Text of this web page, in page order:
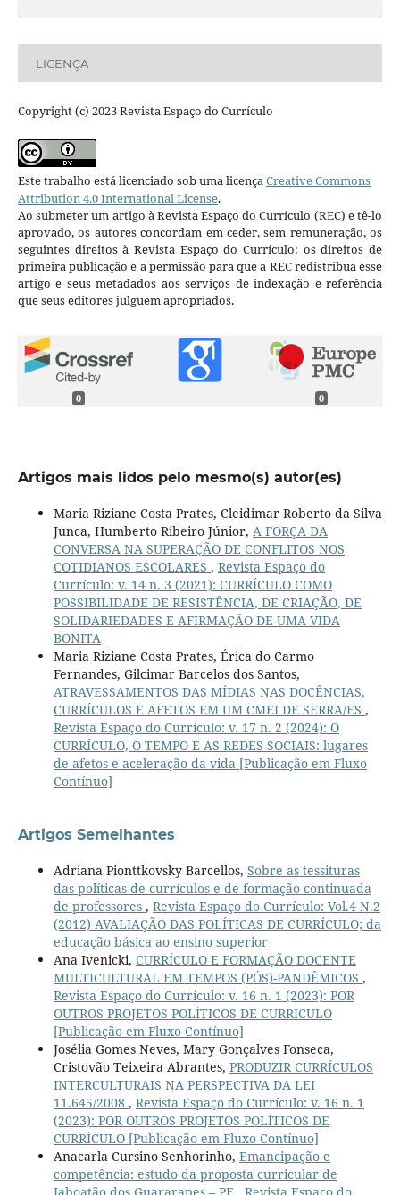
LICENÇA
Copyright (c) 2023 Revista Espaço do Currículo
Este trabalho está licenciado sob uma licençaCreative Commons
Attribution 4.0 International License.
Ao submeter um artigo à Revista Espaço do Currículo (REC) e tê-lo
aprovado, os autores concordam em ceder, sem remuneração, os
seguintes direitos à Revista Espaço do Currículo: os direitos de
primeira publicação e a permissão para que a REC redistribua esse
artigo e seus metadados aos serviços de indexação e referência
que seus editores julguem apropriados.
0 0
Artigos mais lidos pelo mesmo(s) autor(es)
Maria Riziane Costa Prates, Cleidimar Roberto da Silva
Junca, Humberto Ribeiro Júnior, A FORÇA DA
CONVERSA NA SUPERAÇÃO DE CONFLITOS NOS
COTIDIANOS ESCOLARES , Revista Espaço do
Currículo: v. 14 n. 3 (2021): CURRÍCULO COMO
POSSIBILIDADE DE RESISTÊNCIA, DE CRIAÇÃO, DE
SOLIDARIEDADES E AFIRMAÇÃO DE UMA VIDA
BONITA
Maria Riziane Costa Prates, Érica do Carmo
Fernandes, Gilcimar Barcelos dos Santos,
ATRAVESSAMENTOS DAS MÍDIAS NAS DOCÊNCIAS,
CURRÍCULOS E AFETOS EM UM CMEI DE SERRA/ES ,
Revista Espaço do Currículo: v. 17 n. 2 (2024): O
CURRÍCULO, O TEMPO E AS REDES SOCIAIS: lugares
de afetos e aceleração da vida [Publicação em Fluxo
Contínuo]
Artigos Semelhantes
Adriana Pionttkovsky Barcellos, Sobre as tessituras
das políticas de currículos e de formação continuada
de professores , Revista Espaço do Currículo: Vol.4 N.2
(2012) AVALIAÇÃO DAS POLÍTICAS DE CURRÍCULO; da
educação básica ao ensino superior
Ana Ivenicki, CURRÍCULO E FORMAÇÃO DOCENTE
MULTICULTURAL EM TEMPOS (PÓS)-PANDÊMICOS ,
Revista Espaço do Currículo: v. 16 n. 1 (2023): POR
OUTROS PROJETOS POLÍTICOS DE CURRÍCULO
[Publicação em Fluxo Contínuo]
Josélia Gomes Neves, Mary Gonçalves Fonseca,
Cristovão Teixeira Abrantes, PRODUZIR CURRÍCULOS
INTERCULTURAIS NA PERSPECTIVA DA LEI
11.645/2008 , Revista Espaço do Currículo: v. 16 n. 1
(2023): POR OUTROS PROJETOS POLÍTICOS DE
CURRÍCULO [Publicação em Fluxo Contínuo]
Anacarla Cursino Senhorinho, Emancipação e
competência: estudo da proposta curricular de